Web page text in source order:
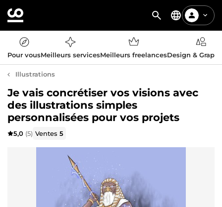
Pour vousMeilleurs servicesMeilleurs freelancesDesign &
Illustrations
Je vais concrétiser vos visions avec
des illustrations simples
personnalisées pour vos projets
5,0 (5) Ventes5